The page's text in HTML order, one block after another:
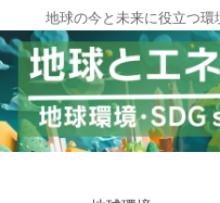
地球の今と未来に役立つ